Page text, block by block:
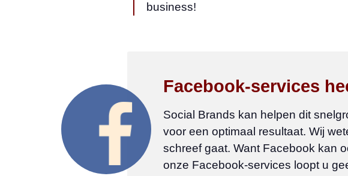
business!
Facebook-services
Social Brands kan helpen dit
voor een optimaal resultaat. Wij
schreef gaat. Want Facebook kan
onze Facebook-services loopt u